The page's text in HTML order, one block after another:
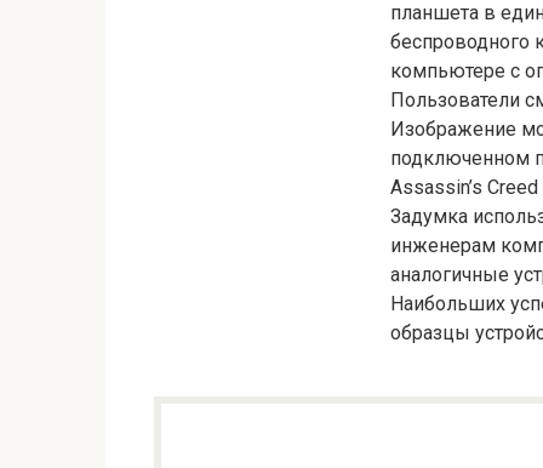
планшета в
беспроводного
компьютере с
Пользователи
Изображение
подключенном
Assassin’s
Задумка
инженерам
аналогичные
Наибольших
образцы